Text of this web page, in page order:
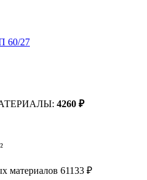
60/27
4260 ₽
материалов 61133 ₽